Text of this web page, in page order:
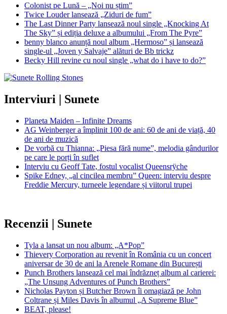
Colonist pe Lună – „Noi nu știm”
Twice Louder lansează „Ziduri de fum”
The Last Dinner Party lansează noul single „Knocking At
The Sky” și ediția deluxe a albumului „From The Pyre”
benny blanco anunță noul album „Hermoso” și lansează
single-ul „Joven y Salvaje” alături de Bb trickz
Becky Hill revine cu noul single „what do i have to do?”
Interviuri | Sunete
Planeta Maiden – Infinite Dreams
AG Weinberger a împlinit 100 de ani: 60 de ani de viață, 40
de ani de muzică
De vorbă cu Thianna: „Piesa fără nume”, melodia gândurilor
pe care le porți în suflet
Interviu cu Geoff Tate, fostul vocalist Queensrÿche
Spike Edney, „al cincilea membru” Queen: interviu despre
Freddie Mercury, turneele legendare și viitorul trupei
Recenzii | Sunete
Tyla a lansat un nou album: „A*Pop”
Thievery Corporation au revenit în România cu un concert
aniversar de 30 de ani la Arenele Romane din București
Punch Brothers lansează cel mai îndrăzneț album al carierei:
„The Unsung Adventures of Punch Brothers”
Nicholas Payton și Butcher Brown îi omagiază pe John
Coltrane și Miles Davis în albumul „A Supreme Blue”
BEAT, please!